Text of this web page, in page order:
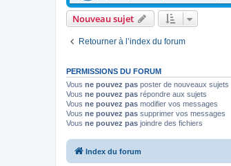
Nouveau sujet
Retourner à l’index du forum
PERMISSIONS DU FORUM
Vous ne pouvez pas poster de nouveaux sujets
Vous ne pouvez pas répondre aux sujets
Vous ne pouvez pas modifier vos messages
Vous ne pouvez pas supprimer vos messages
Vous ne pouvez pas joindre des fichiers
Index du forum